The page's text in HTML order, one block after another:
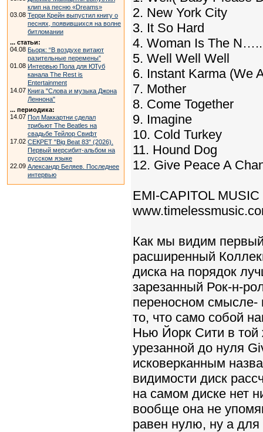
клип на песню «Dreams»
03.08 Терри Крейн выпустил книгу о
песнях, появившихся на волне
битломании
... статьи:
04.08 Бьорк: “В воздухе витают
разительные перемены”
01.08 Интервью Пола для ЮТуб
канала The Rest is
Entertainment
14.07 Книга "Слова и музыка Джона
Леннона"
... периодика:
14.07 Пол Маккартни сделал
трибьют The Beatles на
свадьбе Тейлор Свифт
17.02 СЕКРЕТ "Big Beat 83" (2026).
Первый мерсибит-альбом на
русском языке
22.09 Александр Беляев. Последнее
интервью
2. New York City
3. It So Hard
4. Woman Is The
5. Well Well Well
6. Instant Karma (We
7. Mother
8. Come Together
9. Imagine
10. Cold Turkey
11. Hound Dog
12. Give Peace A
EMI-CAPITOL
Как мы видим
расширенный
диска на порядок
зарезанный Рок-н-
переносном смысле-
то, что само собой
Нью Йорк Сити в той
урезанной до нуля
исковерканным
видимости диск
на самом диске нет
вообще она не
равен нулю, ну а